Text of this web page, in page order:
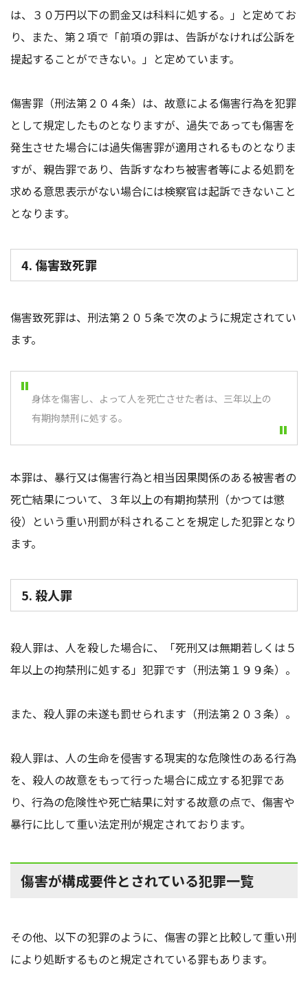
は、３０万円以下の罰金又は科料に処する。」と定めてお
り、また、第２項で「前項の罪は、告訴がなければ公訴を
提起することができない。」と定めています。
傷害罪（刑法第２０４条）は、故意による傷害行為を犯罪
として規定したものとなりますが、過失であっても傷害を
発生させた場合には過失傷害罪が適用されるものとなりま
すが、親告罪であり、告訴すなわち被害者等による処罰を
求める意思表示がない場合には検察官は起訴できないこと
となります。
4. 傷害致死罪
傷害致死罪は、刑法第２０５条で次のように規定されてい
ます。
身体を傷害し、よって人を死亡させた者は、三年以上の
有期拘禁刑に処する。
本罪は、暴行又は傷害行為と相当因果関係のある被害者の
死亡結果について、３年以上の有期拘禁刑（かつては懲
役）という重い刑罰が科されることを規定した犯罪となり
ます。
5. 殺人罪
殺人罪は、人を殺した場合に、「死刑又は無期若しくは５
年以上の拘禁刑に処する」犯罪です（刑法第１９９条）。
また、殺人罪の未遂も罰せられます（刑法第２０３条）。
殺人罪は、人の生命を侵害する現実的な危険性のある行為
を、殺人の故意をもって行った場合に成立する犯罪であ
り、行為の危険性や死亡結果に対する故意の点で、傷害や
暴行に比して重い法定刑が規定されております。
傷害が構成要件とされている犯罪一覧
その他、以下の犯罪のように、傷害の罪と比較して重い刑
により処断するものと規定されている罪もあります。